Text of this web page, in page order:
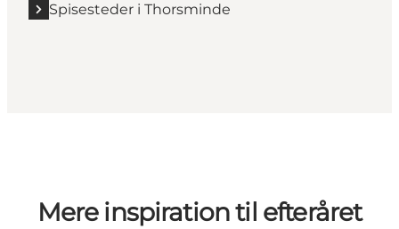
Spisesteder i Thorsminde
Mere inspiration til efteråret